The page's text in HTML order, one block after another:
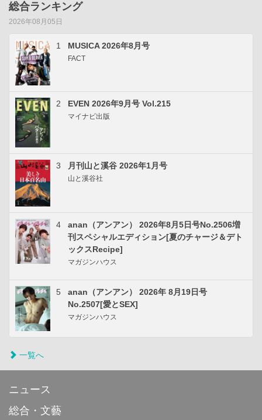
総合ランキング
2026年08月05日
1 MUSICA 2026年8月号
FACT
2 EVEN 2026年9月号 Vol.215
マイナビ出版
3 月刊山と溪谷 2026年1月号
山と溪谷社
4
anan（アンアン） 2026年8月5日号No.2506増
刊スペシャルエディション[夏のチャージ＆デト
ックスRecipe]
マガジンハウス
5
anan（アンアン） 2026年 8月19日号
No.2507[愛とSEX]
マガジンハウス
一覧へ
ニュース
総合・文藝